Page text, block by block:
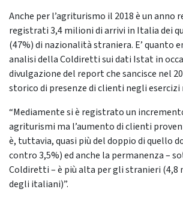
Anche per l’agriturismo il 2018 è un anno
registrati 3,4 milioni di arrivi in Italia dei
(47%) di nazionalità straniera. E’ quanto
analisi della Coldiretti sui dati Istat in
divulgazione del report che sancisce nel
storico di presenze di clienti negli
“Mediamente si è registrato un
agriturismi ma l’aumento di clienti
è, tuttavia, quasi più del doppio di quello
contro 3,5%) ed anche la permanenza –
Coldiretti – è più alta per gli stranieri
degli italiani)”.